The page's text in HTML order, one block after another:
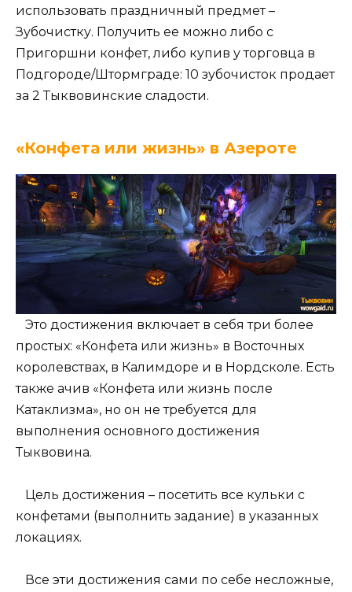
использовать праздничный предмет –
Зубочистку. Получить ее можно либо с
Пригоршни конфет, либо купив у торговца в
Подгороде/Штормграде: 10 зубочисток продает
за 2 Тыквовинские сладости.
«Конфета или жизнь» в Азероте
Это достижения включает в себя три более
простых: «Конфета или жизнь» в Восточных
королевствах, в Калимдоре и в Нордсколе. Есть
также ачив «Конфета или жизнь после
Катаклизма», но он не требуется для
выполнения основного достижения
Тыквовина.
Цель достижения – посетить все кульки с
конфетами (выполнить задание) в указанных
локациях.
Все эти достижения сами по себе несложные,